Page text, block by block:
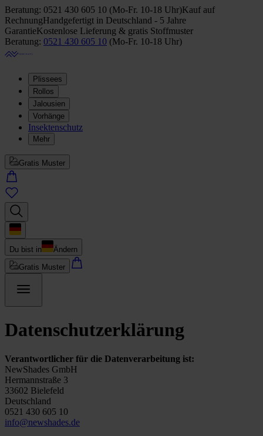
Beratung: 0521 430 605 10 (Mo-Fr. 10-18 Uhr)Kauf auf
RechnungHandgefertigt in Deutschland - 5 Jahre
GarantieKostenlose Lieferung & gratis Stoffmuster
Beratung: 0521 430 605 10 (Mo-Fr. 10-18 Uhr)
Plissees
Rollos
Jalousien
Vorhänge
Insektenschutz
Mehr
Gratis Muster
Du bist in
Ändern
Gratis Muster
Datenschutzerklärung
Verantwortlicher für die Datenverarbeitung ist:
NewShades GmbH
Hermannstraße 3
33602 Bielefeld
Deutschland
0521 430 605 10
info@newshades.de